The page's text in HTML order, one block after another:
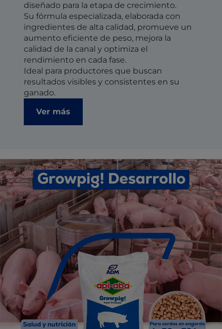
diseñado para la etapa de crecimiento.
Su fórmula especializada, elaborada con
ingredientes de alta calidad, promueve un
aumento eficiente de peso, mejora la
calidad de la canal y optimiza el
rendimiento en cada fase.
Ideal para productores que buscan
resultados visibles y consistentes en su
ganado.
Ver más